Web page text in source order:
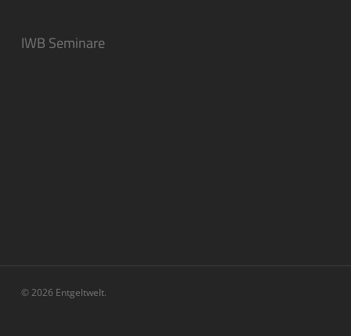
IWB Seminare
© 2026 Entgeltwelt.